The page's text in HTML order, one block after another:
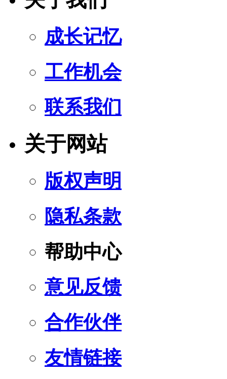
成长记忆
工作机会
联系我们
关于网站
版权声明
隐私条款
帮助中心
意见反馈
合作伙伴
友情链接